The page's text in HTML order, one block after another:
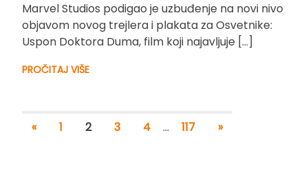
Marvel Studios podigao je uzbuđenje na novi nivo
objavom novog trejlera i plakata za Osvetnike:
Uspon Doktora Duma, film koji najavljuje […]
PROČITAJ VIŠE
« 1 2 3 4 … 117 »